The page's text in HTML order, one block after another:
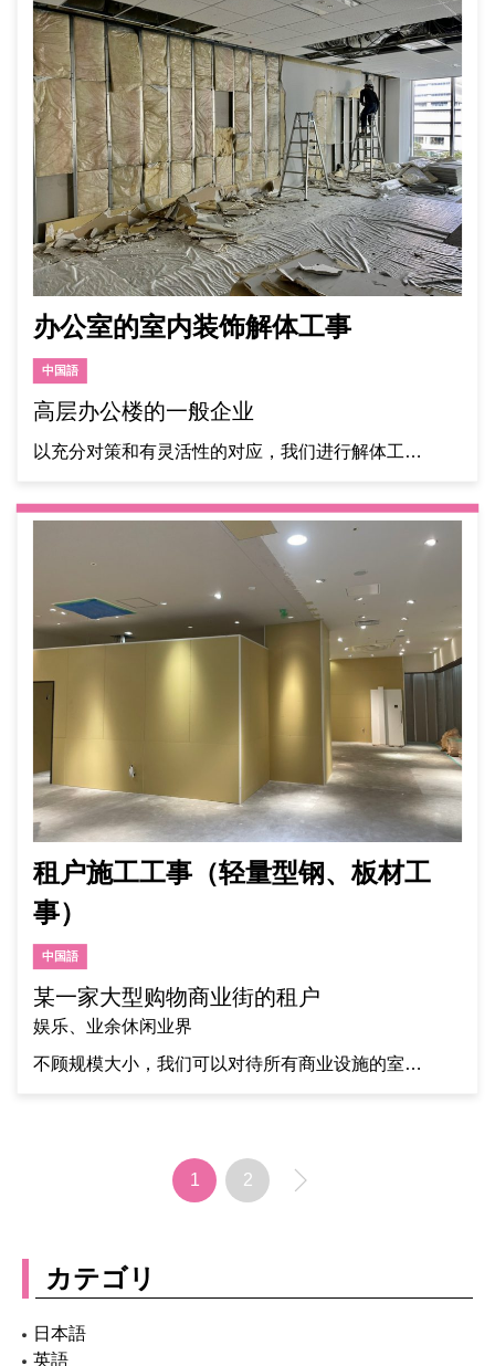
办公室的室内装饰解体工事
中国語
高层办公楼的一般企业
以充分对策和有灵活性的对应，我们进行解体工…
租户施工工事（轻量型钢、板材工
事）
中国語
某一家大型购物商业街的租户
娱乐、业余休闲业界
不顾规模大小，我们可以对待所有商业设施的室…
1 2
カテゴリ
日本語
英語